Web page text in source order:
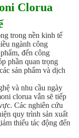
Clorua
trong nền kinh tế
ngành công
đến công
phần quan trọng
sản phẩm và dịch
và nhu cầu ngày
clorua vẫn sẽ tiếp
Các nghiên cứu
quy trình sản xuất
thiểu tác động đến